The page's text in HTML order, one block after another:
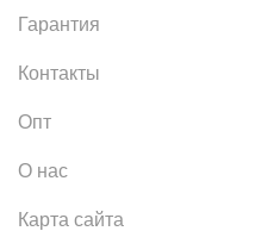
Гарантия
Контакты
Опт
О нас
Карта сайта